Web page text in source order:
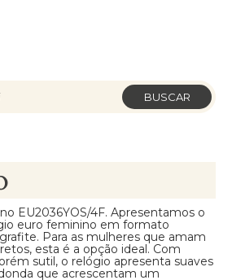
BUSCAR
EU2036YOS/4F. Apresentamos o
euro feminino em formato
Para as mulheres que amam
esta é a opção ideal. Com
sutil, o relógio apresenta suaves
que acrescentam um